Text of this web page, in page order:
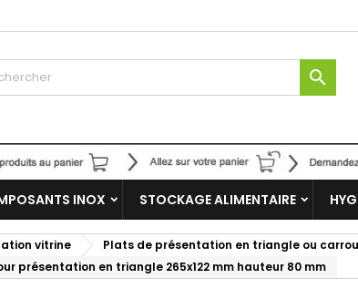

INOX STOCKAGE ALIMENTAIRE
vitrine
Plats de présentation en triangle ou
présentation en triangle 265x122 mm hauteur 80 mm